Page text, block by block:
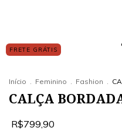
FRETE GRÁTIS
Início . Feminino . Fashion .
CALÇA
R$799,90